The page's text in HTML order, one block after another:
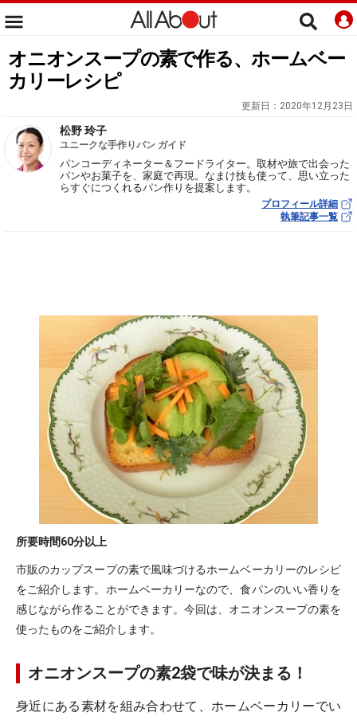
オニオンスープの素で作る、ホームベー
カリーレシピ
更新日： 2020年12月23日
松野 玲子
ユニークな手作りパン ガイド
パンコーディネーター＆フードライター。取材や旅で出会った
パンやお菓子を、家庭で再現。なまけ技も使って、思い立った
らすぐにつくれるパン作りを提案します。
プロフィール詳細
執筆記事一覧
所要時間60分以上
市販のカップスープの素で風味づけるホームベーカリーのレシピ
をご紹介します。ホームベーカリーなので、食パンのいい香りを
感じながら作ることができます。今回は、オニオンスープの素を
使ったものをご紹介します。
オニオンスープの素2袋で味が決まる！
身近にある素材を組み合わせて、ホームベーカリーでい